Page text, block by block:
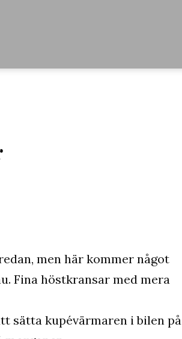
men här kommer något
Fina höstkransar med mera
sätta kupévärmaren i bilen på